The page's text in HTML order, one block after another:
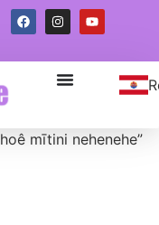
mītini nehenehe”